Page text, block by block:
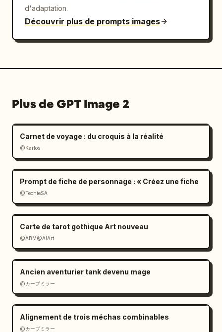
d'adaptation.
Découvrir plus de prompts images
Plus de GPT Image 2
Carnet de voyage : du croquis à la réalité
@Karlos
Prompt de fiche de personnage : « Créez une fiche
@TechieSA
Carte de tarot gothique Art nouveau
@ABM@AIArt
Ancien aventurier tank devenu mage
@カーブミラー
Alignement de trois méchas combinables
@カーブミラー